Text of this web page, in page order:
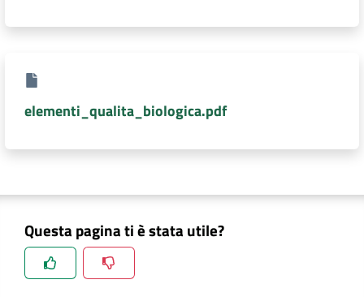
elementi_qualita_biologica.pdf
Questa pagina ti è stata utile?